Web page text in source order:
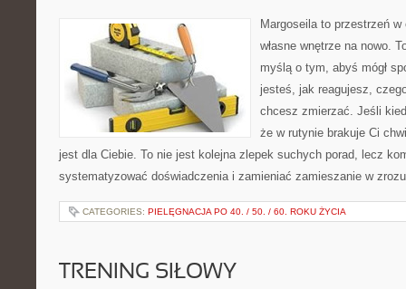
Margoseila to przestrzeń
własne wnętrze na nowo.
myślą o tym, abyś mógł
jesteś, jak reagujesz,
chcesz zmierzać. Jeśli
że w rutynie brakuje Ci
jest dla Ciebie. To nie jest kolejna zlepek suchych porad, lecz
systematyzować doświadczenia i zamieniać zamieszanie w
CATEGORIES: PIELĘGNACJA PO 40. / 50. / 60. ROKU ŻYCIA
TRENING SIŁOWY